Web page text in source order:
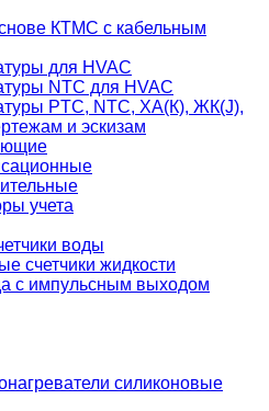
КТМС с кабельным
для HVAC
NTC для HVAC
PTС, NTC, ХА(К), ЖК(J),
и эскизам
учета
воды
счетчики жидкости
с импульсным выходом
силиконовые